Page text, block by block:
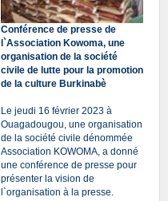
Conférence de presse de
l`Association Kowoma, une
organisation de la société
civile de lutte pour la promotion
de la culture Burkinabè
Le jeudi 16 février 2023 à
Ouagadougou, une organisation
de la société civile dénommée
Association KOWOMA, a donné
une conférence de presse pour
présenter la vision de
l`organisation à la presse.